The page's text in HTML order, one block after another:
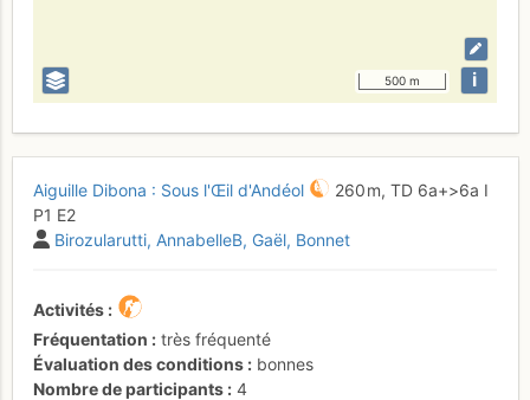
500 m i
Aiguille Dibona : Sous l'Œil d'Andéol 260 m, TD 6a+>6a I
P1 E2
Birozularutti AnnabelleB Gaël Bonnet
Activités
Fréquentation
très fréquenté
Évaluation des conditions
bonnes
Nombre de participants
4